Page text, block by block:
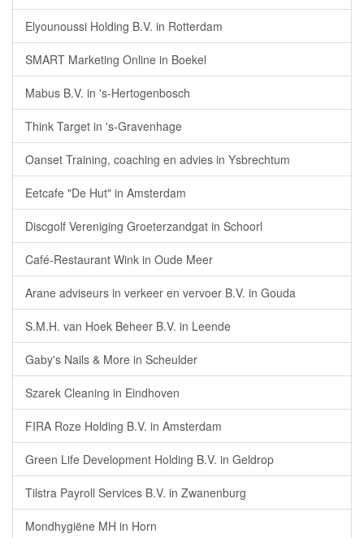
Elyounoussi Holding B.V. in Rotterdam
SMART Marketing Online in Boekel
Mabus B.V. in 's-Hertogenbosch
Think Target in 's-Gravenhage
Oanset Training, coaching en advies in Ysbrechtum
Eetcafe "De Hut" in Amsterdam
Discgolf Vereniging Groeterzandgat in Schoorl
Café-Restaurant Wink in Oude Meer
Arane adviseurs in verkeer en vervoer B.V. in Gouda
S.M.H. van Hoek Beheer B.V. in Leende
Gaby's Nails & More in Scheulder
Szarek Cleaning in Eindhoven
FIRA Roze Holding B.V. in Amsterdam
Green Life Development Holding B.V. in Geldrop
Tilstra Payroll Services B.V. in Zwanenburg
Mondhygiëne MH in Horn